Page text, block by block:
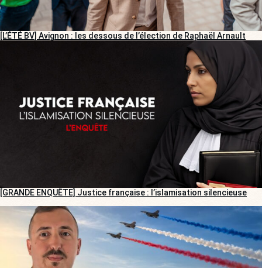
[L’ÉTÉ BV] Avignon : les dessous de l’élection de Raphaël Arnault
[GRANDE ENQUÊTE] Justice française : l’islamisation silencieuse